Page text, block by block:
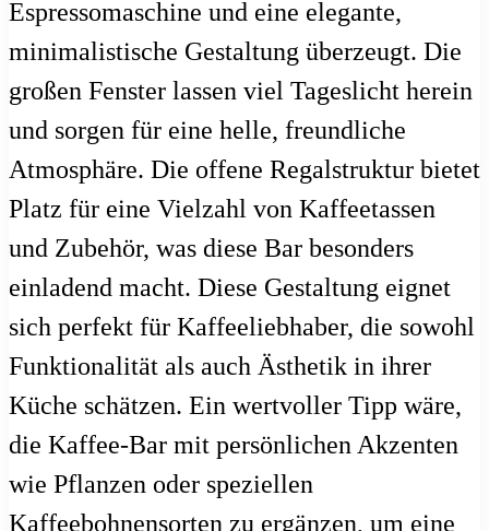
Espressomaschine und eine elegante,
minimalistische Gestaltung überzeugt. Die
großen Fenster lassen viel Tageslicht herein
und sorgen für eine helle, freundliche
Atmosphäre. Die offene Regalstruktur bietet
Platz für eine Vielzahl von Kaffeetassen
und Zubehör, was diese Bar besonders
einladend macht. Diese Gestaltung eignet
sich perfekt für Kaffeeliebhaber, die sowohl
Funktionalität als auch Ästhetik in ihrer
Küche schätzen. Ein wertvoller Tipp wäre,
die Kaffee-Bar mit persönlichen Akzenten
wie Pflanzen oder speziellen
Kaffeebohnensorten zu ergänzen, um eine